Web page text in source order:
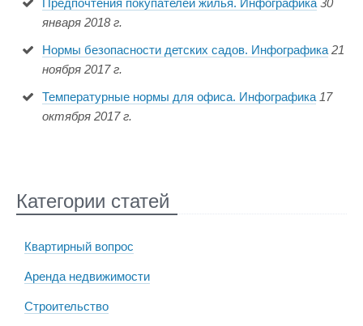
января 2018 г.
Нормы безопасности детских садов. Инфографика 21
ноября 2017 г.
Температурные нормы для офиса. Инфографика 17
октября 2017 г.
Категории статей
Квартирный вопрос
Аренда недвижимости
Строительство